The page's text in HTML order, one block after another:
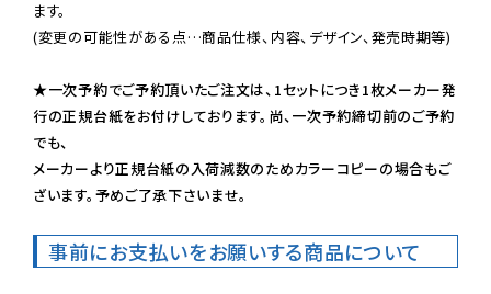
ます。
(変更の可能性がある点…商品仕様、内容、デザイン、発売時期等)
★一次予約でご予約頂いたご注文は、1セットにつき1枚メーカー発
行の正規台紙をお付けしております。尚、一次予約締切前のご予約
でも、
メーカーより正規台紙の入荷減数のためカラーコピーの場合もご
ざいます。予めご了承下さいませ。
事前にお支払いをお願いする商品について